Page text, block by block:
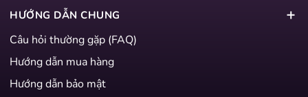
HƯỚNG DẪN CHUNG
Câu hỏi thường gặp (FAQ)
Hướng dẫn mua hàng
Hướng dẫn bảo mật